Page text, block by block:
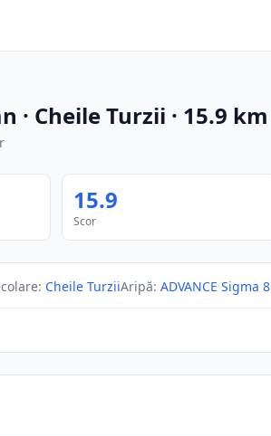
· Cheile Turzii · 15.9 km
15.9
Scor
: Cheile TurziiAripă: ADVANCE Sigma 8